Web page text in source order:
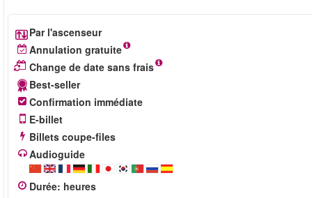
Par l'ascenseur
Annulation gratuite
Change de date sans frais
Best-seller
Confirmation immédiate
E-billet
Billets coupe-files
Audioguide
Durée: heures